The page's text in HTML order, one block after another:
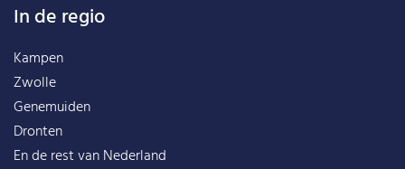
In de regio
Kampen
Zwolle
Genemuiden
Dronten
En de rest vanNederland